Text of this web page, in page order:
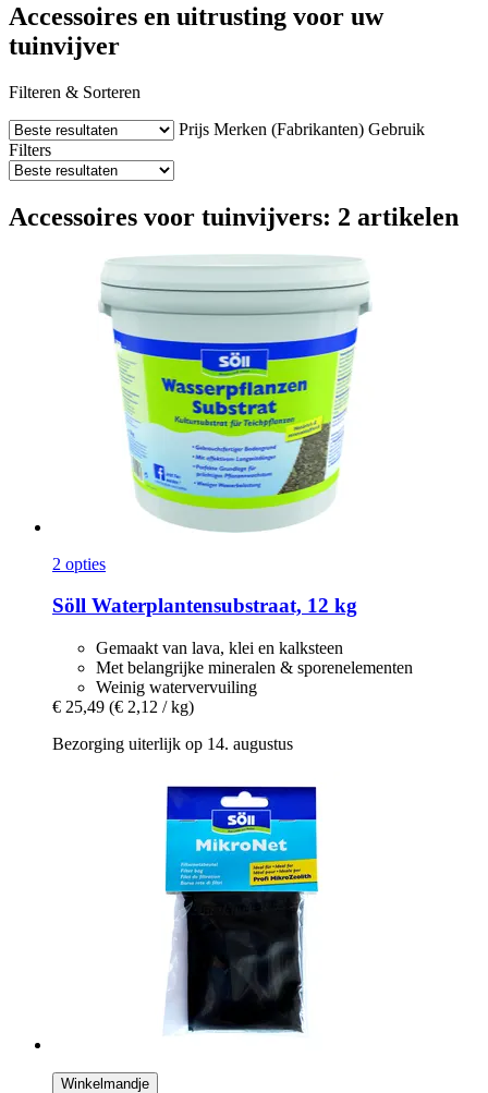
Accessoires en uitrusting voor uw
tuinvijver
Filteren & Sorteren
Prijs Merken (Fabrikanten) Gebruik
Filters
Accessoires voor tuinvijvers: 2 artikelen
2 opties
Söll Waterplantensubstraat, 12 kg
Gemaakt van lava, klei en kalksteen
Met belangrijke mineralen & sporenelementen
Weinig watervervuiling
€ 25,49 (€ 2,12 / kg)
Bezorging uiterlijk op 14. augustus
Winkelmandje